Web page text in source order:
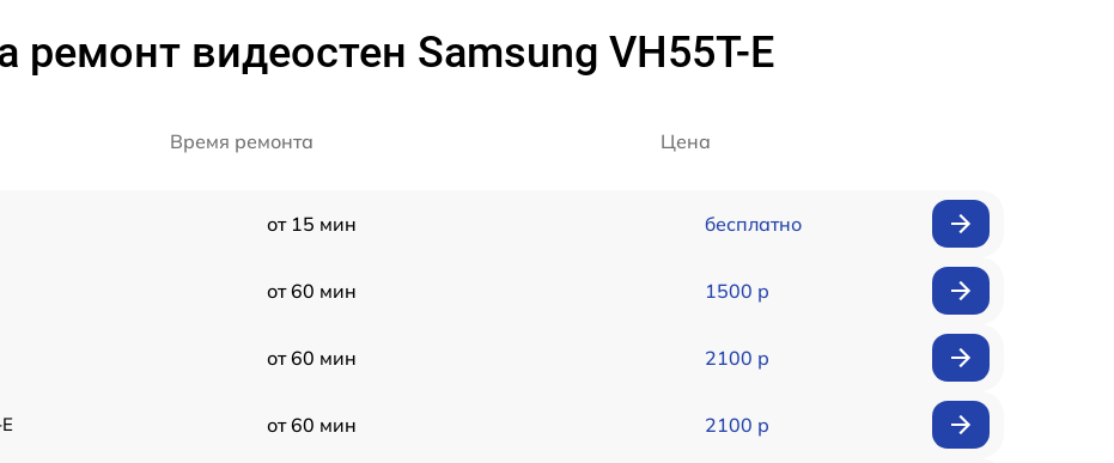
ремонт видеостен Samsung VH55T-E
Время ремонта Цена
от 15 мин бесплатно
от 60 мин 1500 р
от 60 мин 2100 р
от 60 мин 2100 р